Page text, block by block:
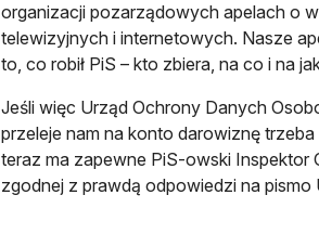
organizacji pozarządowych apelach o
telewizyjnych i internetowych. Nasze
to, co robił PiS – kto zbiera, na co i na
Jeśli więc Urząd Ochrony Danych
przeleje nam na konto darowiznę
teraz ma zapewne PiS-owski
zgodnej z prawdą odpowiedzi na pismo